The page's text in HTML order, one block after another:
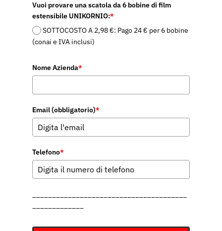
Vuoi provare una scatola da 6 bobine di film
estensibile UNIKORNIO:*
SOTTOCOSTO A 2,98 €: Pago 24 € per 6 bobine
(conai e IVA inclusi)
Nome Azienda*
Email (obbligatorio)*
Telefono*